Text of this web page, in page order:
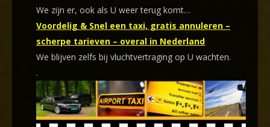
We zijn er, ook als U weer terug komt…
Voordelig & Snel een taxi, gratis annuleren –
scherpe tarieven – overal in Nederland
We blijven zelfs bij vluchtvertraging op U wachten.
.